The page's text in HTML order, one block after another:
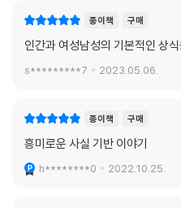
종이책 구매
인간과 여성남성의 기본적인 상
s*********7 2023.05.06.
종이책 구매
흥미로운 사실 기반 이야기
h********0 2022.10.25.